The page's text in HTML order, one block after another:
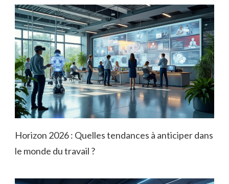
Horizon 2026 : Quelles tendances à anticiper dans
le monde du travail ?